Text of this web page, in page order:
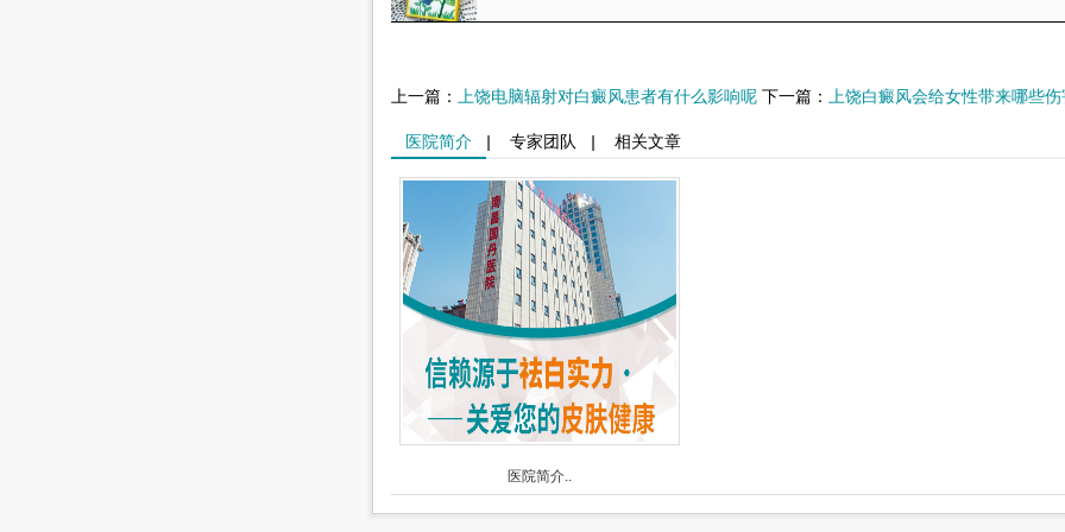
上一篇： 上饶电脑辐射对白癜风患者有什么影响呢下一篇： 上饶白癜风会给女性带来哪些
医院简介 | 专家团队 | 相关文章
医院简介..